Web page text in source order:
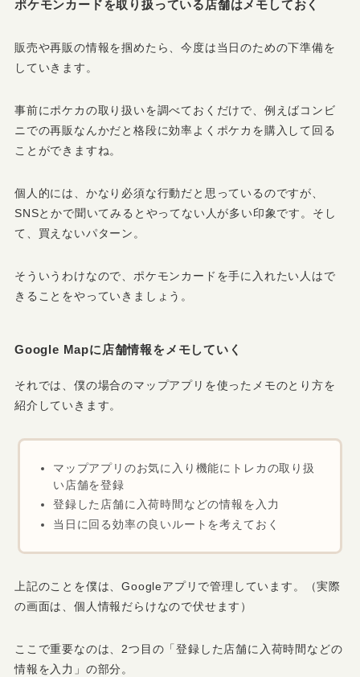
ポケモンカードを取り扱っている店舗はメモしておく
販売や再販の情報を掴めたら、今度は当日のための下準備を
していきます。
事前にポケカの取り扱いを調べておくだけで、例えばコンビ
ニでの再販なんかだと格段に効率よくポケカを購入して回る
ことができますね。
個人的には、かなり必須な行動だと思っているのですが、
SNSとかで聞いてみるとやってない人が多い印象です。そし
て、買えないパターン。
そういうわけなので、ポケモンカードを手に入れたい人はで
きることをやっていきましょう。
Google Mapに店舗情報をメモしていく
それでは、僕の場合のマップアプリを使ったメモのとり方を
紹介していきます。
マップアプリのお気に入り機能にトレカの取り扱
い店舗を登録
登録した店舗に入荷時間などの情報を入力
当日に回る効率の良いルートを考えておく
上記のことを僕は、Googleアプリで管理しています。（実際
の画面は、個人情報だらけなので伏せます）
ここで重要なのは、2つ目の「登録した店舗に入荷時間などの
情報を入力」の部分。